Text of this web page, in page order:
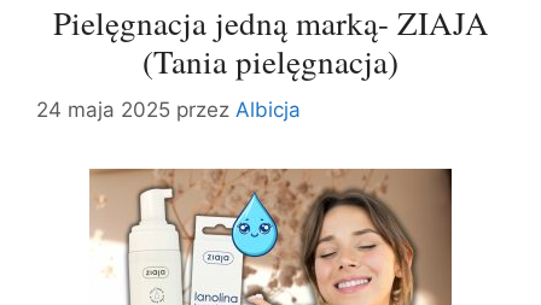
Pielęgnacja jedną marką- ZIAJA
(Tania pielęgnacja)
24 maja 2025 przez Albicja